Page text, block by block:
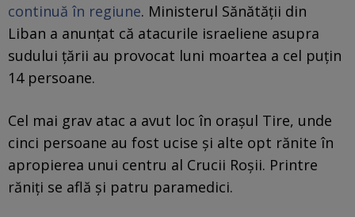
continuă în regiune. Ministerul Sănătății din
Liban a anunțat că atacurile israeliene asupra
sudului țării au provocat luni moartea a cel puțin
14 persoane.
Cel mai grav atac a avut loc în orașul Tire, unde
cinci persoane au fost ucise și alte opt rănite în
apropierea unui centru al Crucii Roșii. Printre
răniți se află și patru paramedici.